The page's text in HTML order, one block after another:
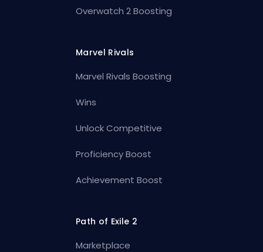
Overwatch 2 Boosting
Marvel Rivals
Marvel Rivals Boosting
Wins
Unlock Competitive
Proficiency Boost
Achievement Boost
Path of Exile 2
Marketplace